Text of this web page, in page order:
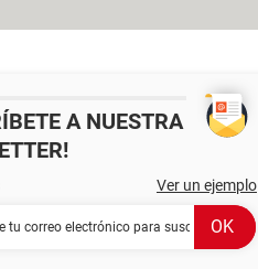
A NUESTRA
Ver un ejemplo